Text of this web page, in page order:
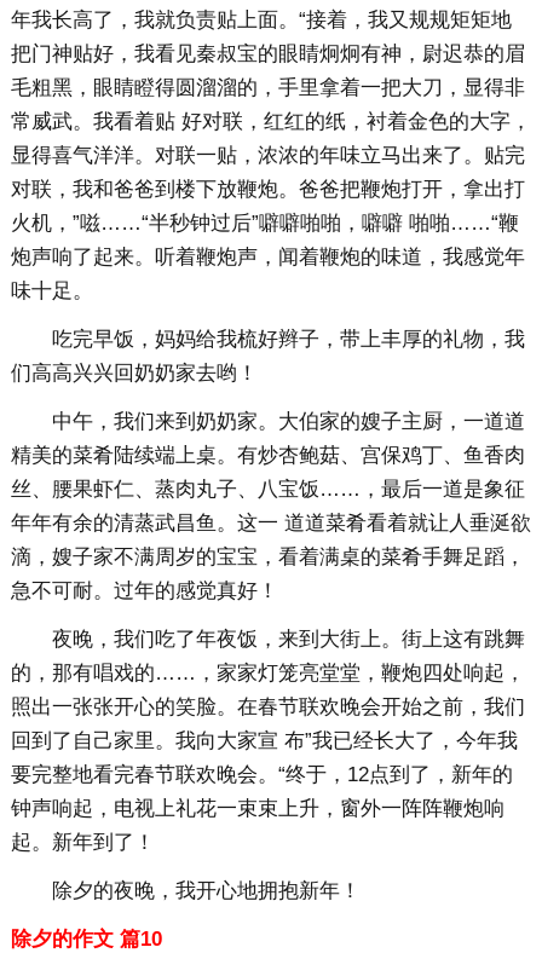
年我长高了，我就负责贴上面。“接着，我又规规矩矩地
把门神贴好，我看见秦叔宝的眼睛炯炯有神，尉迟恭的眉
毛粗黑，眼睛瞪得圆溜溜的，手里拿着一把大刀，显得非
常威武。我看着贴 好对联，红红的纸，衬着金色的大字，
显得喜气洋洋。对联一贴，浓浓的年味立马出来了。贴完
对联，我和爸爸到楼下放鞭炮。爸爸把鞭炮打开，拿出打
火机，”嗞……“半秒钟过后”噼噼啪啪，噼噼 啪啪……“鞭
炮声响了起来。听着鞭炮声，闻着鞭炮的味道，我感觉年
味十足。
吃完早饭，妈妈给我梳好辫子，带上丰厚的礼物，我
们高高兴兴回奶奶家去哟！
中午，我们来到奶奶家。大伯家的嫂子主厨，一道道
精美的菜肴陆续端上桌。有炒杏鲍菇、宫保鸡丁、鱼香肉
丝、腰果虾仁、蒸肉丸子、八宝饭……，最后一道是象征
年年有余的清蒸武昌鱼。这一 道道菜肴看着就让人垂涎欲
滴，嫂子家不满周岁的宝宝，看着满桌的菜肴手舞足蹈，
急不可耐。过年的感觉真好！
夜晚，我们吃了年夜饭，来到大街上。街上这有跳舞
的，那有唱戏的……，家家灯笼亮堂堂，鞭炮四处响起，
照出一张张开心的笑脸。在春节联欢晚会开始之前，我们
回到了自己家里。我向大家宣 布”我已经长大了，今年我
要完整地看完春节联欢晚会。“终于，12点到了，新年的
钟声响起，电视上礼花一束束上升，窗外一阵阵鞭炮响
起。新年到了！
除夕的夜晚，我开心地拥抱新年！
除夕的作文 篇10